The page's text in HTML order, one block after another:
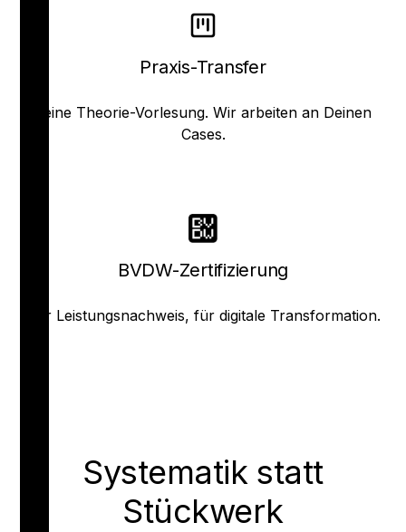
Praxis-Transfer
Keine Theorie-Vorlesung. Wir arbeiten an Deinen
Cases.
BVDW-Zertifizierung
Der Leistungsnachweis, für digitale Transformation.
Systematik statt
Stückwerk